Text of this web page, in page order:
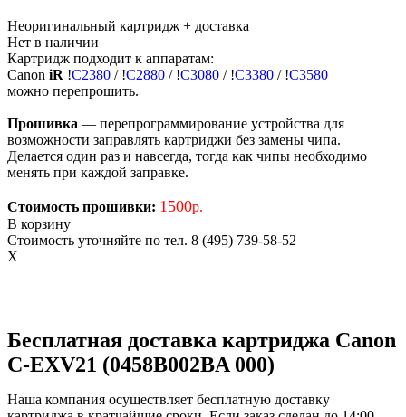
Неоригинальный картридж + доставка
Нет в наличии
Картридж подходит к аппаратам:
Canon iR !C2380 / !C2880 / !C3080 / !C3380 / !C3580
можно перепрошить.
Прошивка — перепрограммирование устройства для
возможности заправлять картриджи без замены чипа.
Делается один раз и навсегда, тогда как чипы необходимо
менять при каждой заправке.
Стоимость прошивки: 1500р.
В корзину
Стоимость уточняйте по тел. 8 (495) 739-58-52
X
Бесплатная доставка картриджа Canon
C-EXV21 (0458B002BA 000)
Наша компания осуществляет бесплатную доставку